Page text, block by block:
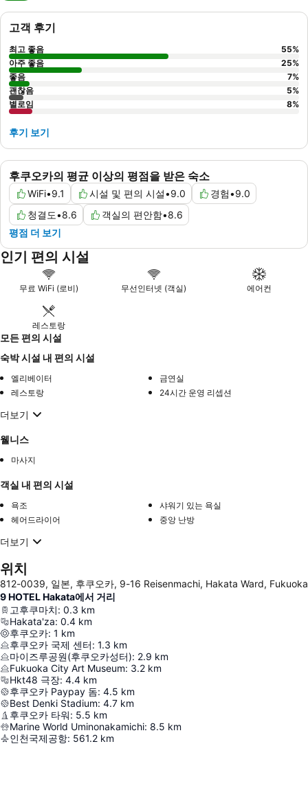
후쿠오카의 평균 이상의 평점을 받은 숙소
WiFi•9.1 시설 및 편의 시설•9.0 경험•9.0
청결도•8.6 객실의 편안함•8.6
평점 더 보기
고객 후기
최고 좋음 55%
아주 좋음
25%
좋음
7%
괜찮음
5%
별로임
8%
후기 보기
인기 편의 시설
무료 WiFi (로비) 무선인터넷 (객실) 에어컨
레스토랑
모든 편의 시설
숙박 시설 내 편의 시설
엘리베이터
금연실
레스토랑
24시간 운영 리셉션
더보기
웰니스
마사지
객실 내 편의 시설
욕조
샤워기 있는 욕실
헤어드라이어
중앙 난방
더보기
위치
812-0039, 일본, 후쿠오카, 9-16 Reisenmachi, Hakata Ward, Fukuoka
9 HOTEL Hakata에서 거리
고후쿠마치: 0.3 km
Hakata'za: 0.4 km
후쿠오카: 1 km
후쿠오카 국제 센터: 1.3 km
마이즈루공원(후쿠오카성터): 2.9 km
Fukuoka City Art Museum: 3.2 km
Hkt48 극장: 4.4 km
후쿠오카 Paypay 돔: 4.5 km
Best Denki Stadium: 4.7 km
후쿠오카 타워: 5.5 km
Marine World Uminonakamichi: 8.5 km
인천국제공항: 561.2 km